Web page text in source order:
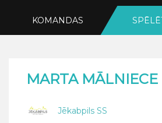
KOMANDAS
MARTA MĀLNIECE
Jēkabpils SS